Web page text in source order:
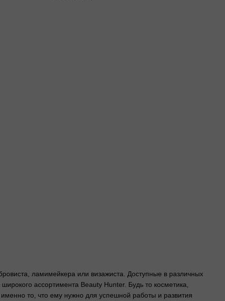
ламимейкера или визажиста. Доступные в различных
ассортимента Beauty Hunter. Будь то косметика,
то, что ему нужно для успешной работы и развития